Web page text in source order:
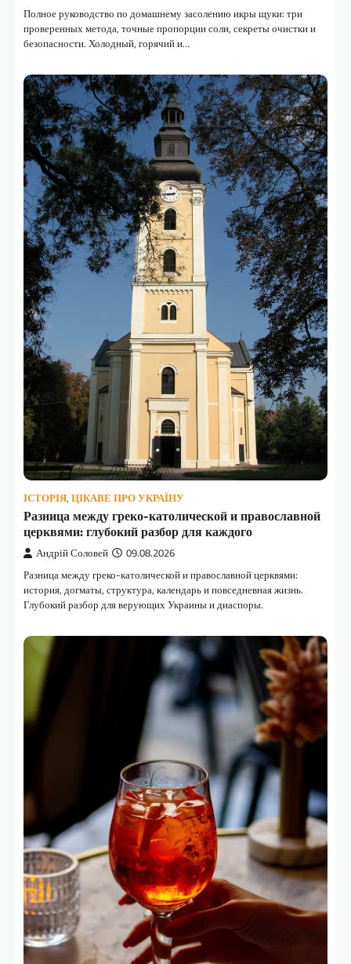
Полное руководство по домашнему засолению икры щуки: три
проверенных метода, точные пропорции соли, секреты очистки и
безопасности. Холодный, горячий и…
ІСТОРІЯ, ЦІКАВЕ ПРО УКРАЇНУ
Разница между греко-католической и православной
церквями: глубокий разбор для каждого
Андрій Соловей 09.08.2026
Разница между греко-католической и православной церквями:
история, догматы, структура, календарь и повседневная жизнь.
Глубокий разбор для верующих Украины и диаспоры.